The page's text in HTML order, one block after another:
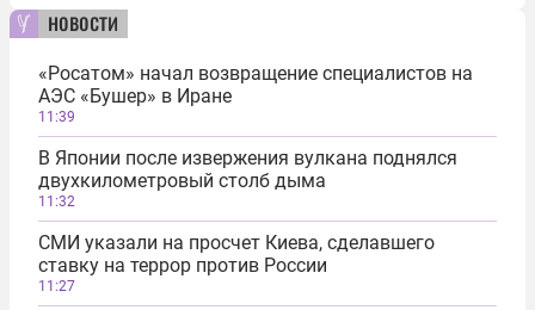
новости
«Росатом» начал возвращение специалистов на
АЭС «Бушер» в Иране
11:39
В Японии после извержения вулкана поднялся
двухкилометровый столб дыма
11:32
СМИ указали на просчет Киева, сделавшего
ставку на террор против России
11:27